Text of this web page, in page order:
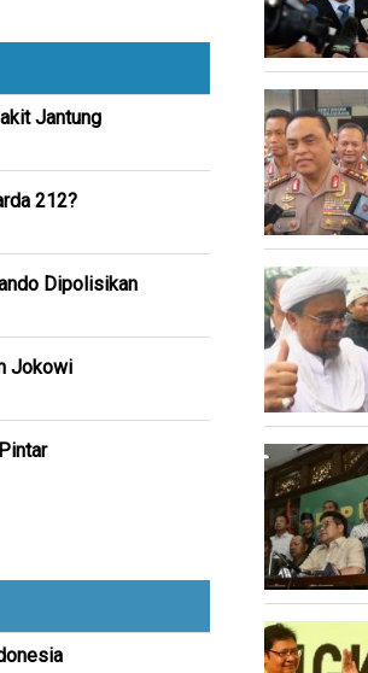
Jantung
212?
Dipolisikan
Jokowi